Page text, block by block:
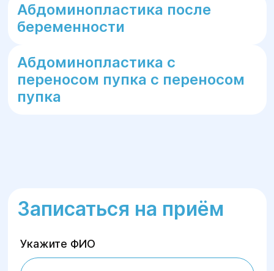
Абдоминопластика после
беременности
Абдоминопластика с
переносом пупка с переносом
пупка
Записаться на приём
Укажите ФИО